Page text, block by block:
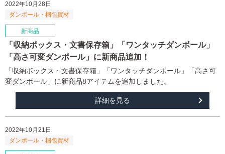
2022年10月28日
「収納ボックス・文書保存箱」「ワンタッチダンボール」
「高さ可変ダンボール」に新商品追加！
「収納ボックス・文書保存箱」「ワンタッチダンボール」「高さ可
変ダンボール」に新商品8アイテムを追加しました。
詳細を見る
2022年10月21日